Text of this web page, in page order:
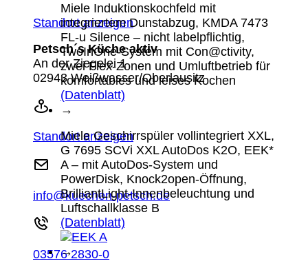
Standort anzeigen
Petsch´s Küche aktiv
An der Ziegelei 1
02943 Weißwasser/Oberlausitz
Standort anzeigen
info@kuechen-petsch.de
03576 2830-0
Miele Induktionskochfeld mit
integriertem Dunstabzug, KMDA 7473
FL-u Silence – nicht labelpflichtig,
TwoInOne-System mit Con@ctivity,
zwei Flex-Zonen und Umluftbetrieb für
komfortables und leises Kochen
(Datenblatt)
→
Miele Geschirrspüler vollintegriert XXL,
G 7695 SCVi XXL AutoDos K2O, EEK*
A – mit AutoDos-System und
PowerDisk, Knock2open-Öffnung,
BrilliantLight-Innenbeleuchtung und
Luftschallklasse B
(Datenblatt)
→